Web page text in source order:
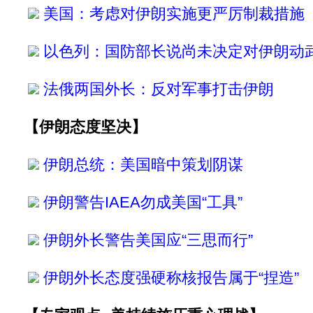
美国：考虑对伊朗实施更严厉制裁措施
以色列：国防部长说尚未决定对伊朗动
法俄两国外长：反对军事打击伊朗
【伊朗态度坚决】
伊朗总统：美国暗中策划阴谋
伊朗警告IAEA勿成美国“工具”
伊朗外长警告美国应“三思而行”
伊朗外长态度强硬称核报告属于“捏造”